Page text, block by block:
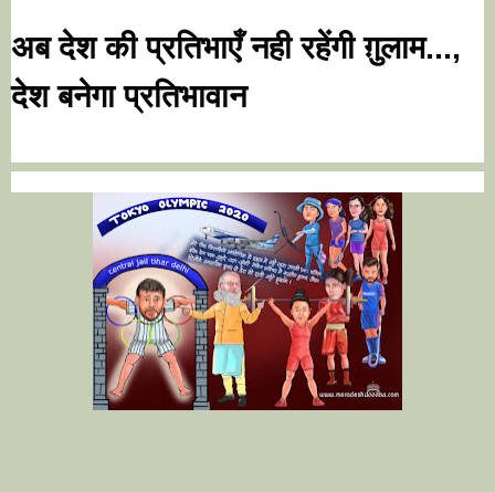
अब देश की प्रतिभाएँ नही रहेंगी ग़ुलाम...
देश बनेगा प्रतिभावान